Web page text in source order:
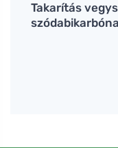
Takarítás